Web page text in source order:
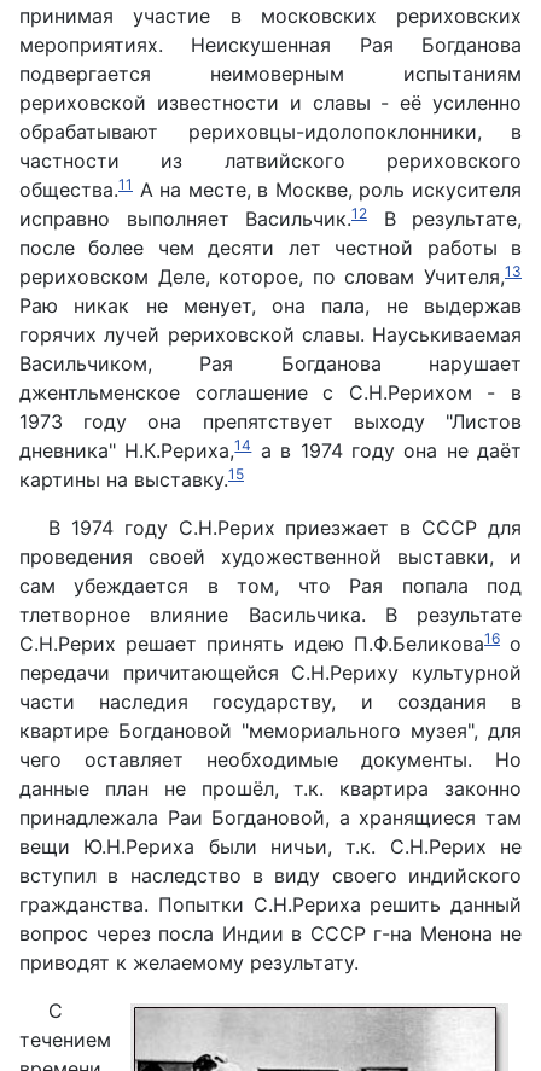
принимая участие в московских рериховских
мероприятиях. Неискушенная Рая Богданова
подвергается неимоверным испытаниям
рериховской известности и славы - её усиленно
обрабатывают рериховцы-идолопоклонники, в
частности из латвийского рериховского
общества.11 А на месте, в Москве, роль искусителя
исправно выполняет Васильчик.12
В результате,
после более чем десяти лет честной работы в
рериховском Деле, которое, по словам Учителя,13
Раю никак не менует, она пала, не выдержав
горячих лучей рериховской славы. Науськиваемая
Васильчиком, Рая Богданова нарушает
джентльменское соглашение с С.Н.Рерихом - в
1973 году она препятствует выходу "Листов
дневника" Н.К.Рериха,14а в 1974 году она не даёт
картины на выставку.15
В 1974 году С.Н.Рерих приезжает в СССР для
проведения своей художественной выставки, и
сам убеждается в том, что Рая попала под
тлетворное влияние Васильчика. В результате
С.Н.Рерих решает принять идею П.Ф.Беликова16 о
передачи причитающейся С.Н.Рериху культурной
части наследия государству, и создания в
квартире Богдановой "мемориального музея", для
чего оставляет необходимые документы. Но
данные план не прошёл, т.к. квартира законно
принадлежала Раи Богдановой, а хранящиеся там
вещи Ю.Н.Рериха были ничьи, т.к. С.Н.Рерих не
вступил в наследство в виду своего индийского
гражданства. Попытки С.Н.Рериха решить данный
вопрос через посла Индии в СССР г-на Менона не
приводят к желаемому результату.
С
течением